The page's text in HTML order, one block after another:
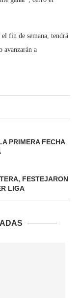
fin de semana, tendrá
avanzarán a
PRIMERA FECHA
FESTEJARON
LIGA